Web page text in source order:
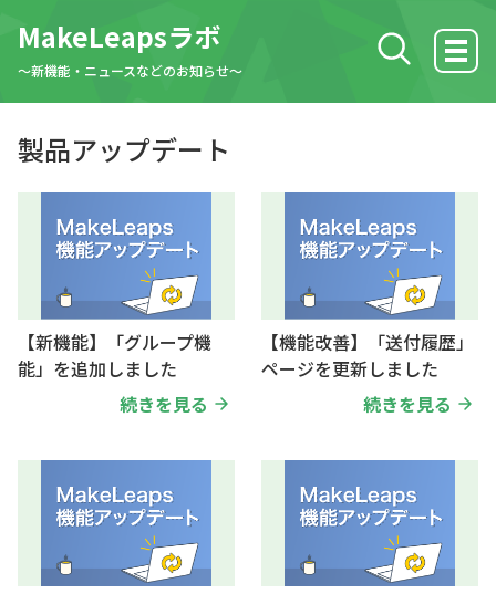
MakeLeapsラボ
〜新機能・ニュースなどのお知らせ〜
検索する
製品アップデート
MakeLeaps活用方法
ニュース
製品アップデート
【新機能】「グループ機
能」を追加しました
続きを見る
【機能改善】「送付履歴」
ページを更新しました
続きを見る